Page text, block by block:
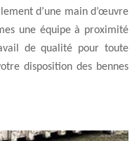
d’une main d’œuvre
une équipe à proximité
de qualité pour toute
disposition des bennes